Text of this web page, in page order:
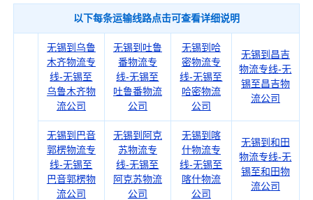
以下每条运输线路点击可查看详细说明
无锡到乌鲁
木齐物流专
线-无锡至
乌鲁木齐物
流公司
无锡到吐鲁
番物流专
线-无锡至
吐鲁番物流
公司
无锡到哈
密物流专
线-无锡至
哈密物流
公司
无锡到昌吉
物流专线-无
锡至昌吉物
流公司
无锡到巴音
郭楞物流专
线-无锡至
巴音郭楞物
流公司
无锡到阿克
苏物流专
线-无锡至
阿克苏物流
公司
无锡到喀
什物流专
线-无锡至
喀什物流
公司
无锡到和田
物流专线-无
锡至和田物
流公司